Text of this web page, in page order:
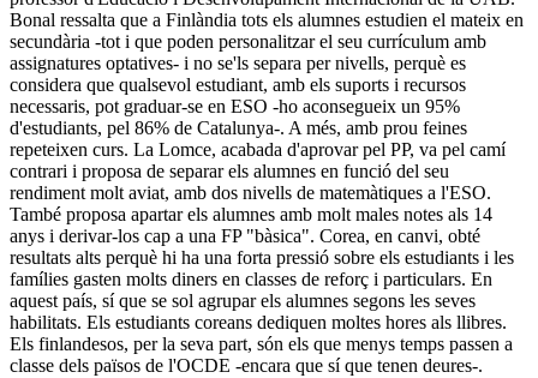
Bonal ressalta que a Finlàndia tots els alumnes estudien el mateix en
secundària -tot i que poden personalitzar el seu currículum amb
assignatures optatives- i no se'ls separa per nivells, perquè es
considera que qualsevol estudiant, amb els suports i recursos
necessaris, pot graduar-se en ESO -ho aconsegueix un 95%
d'estudiants, pel 86% de Catalunya-. A més, amb prou feines
repeteixen curs. La Lomce, acabada d'aprovar pel PP, va pel camí
contrari i proposa de separar els alumnes en funció del seu
rendiment molt aviat, amb dos nivells de matemàtiques a l'ESO.
També proposa apartar els alumnes amb molt males notes als 14
anys i derivar-los cap a una FP "bàsica". Corea, en canvi, obté
resultats alts perquè hi ha una forta pressió sobre els estudiants i les
famílies gasten molts diners en classes de reforç i particulars. En
aquest país, sí que se sol agrupar els alumnes segons les seves
habilitats. Els estudiants coreans dediquen moltes hores als llibres.
Els finlandesos, per la seva part, són els que menys temps passen a
classe dels països de l'OCDE -encara que sí que tenen deures-.